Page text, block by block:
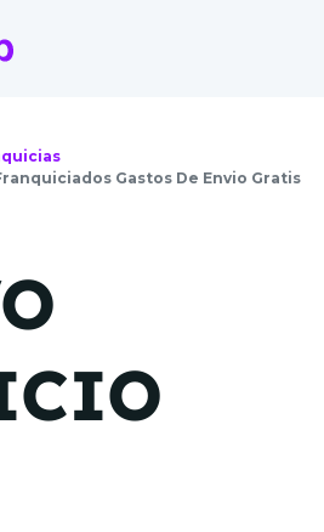
Gastos De Envio Gratis